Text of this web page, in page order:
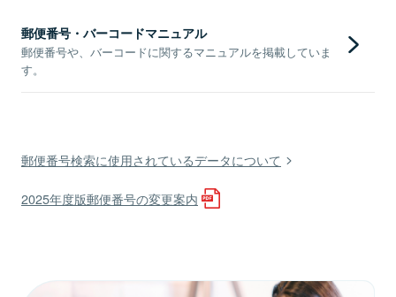
郵便番号・バーコードマニュアル
郵便番号や、バーコードに関するマニュアルを掲載していま
す。
郵便番号検索に使用されているデータについて
2025年度版郵便番号の変更案内